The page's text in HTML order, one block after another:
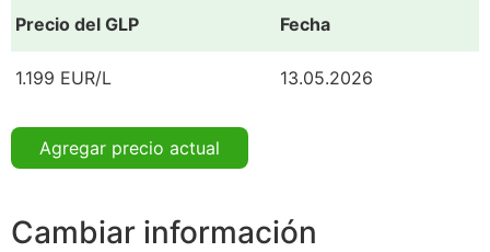
Precio del GLP Fecha
1.199 EUR/L 13.05.2026
Agregar precio actual
Cambiar información